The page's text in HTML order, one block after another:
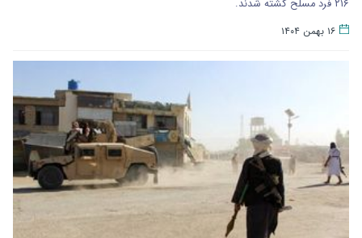
۲۱۶ فرد مسلح کشته شدند.
۱۶ بهمن ۱۴۰۴